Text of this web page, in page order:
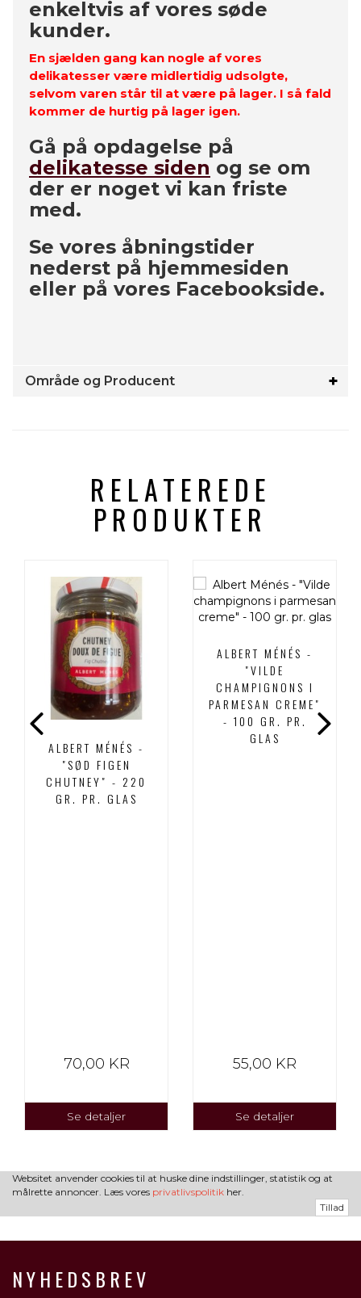
enkeltvis af vores søde
kunder.
En sjælden gang kan nogle af vores
delikatesser være midlertidig udsolgte,
selvom varen står til at være på lager. I så fald
kommer de hurtig på lager igen.
Gå på opdagelse på
delikatesse siden og se om
der er noget vi kan friste
med.
Se vores åbningstider
nederst på hjemmesiden
eller på vores Facebookside.
Område og Producent
RELATEREDE
PRODUKTER
ALBERT MÉNÉS -
"SØD FIGEN
CHUTNEY" - 220
GR. PR. GLAS
70,00 KR
Se detaljer
ALBERT MÉNÉS -
"VILDE
CHAMPIGNONS I
PARMESAN CREME"
- 100 GR. PR.
GLAS
55,00 KR
Se detaljer
Websitet anvender cookies til at huske dine indstillinger, statistik og at
målrette annoncer. Læs vores privatlivspolitik her.
Tillad
NYHEDSBREV